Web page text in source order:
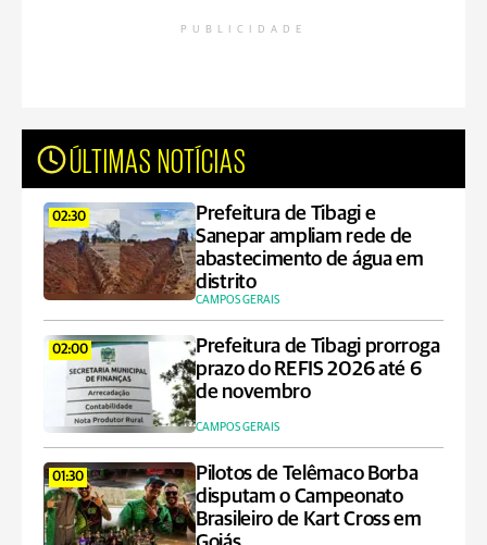
PUBLICIDADE
ÚLTIMAS NOTÍCIAS
02:30
Prefeitura de Tibagi e
Sanepar ampliam rede de
abastecimento de água em
distrito
CAMPOS GERAIS
02:00
Prefeitura de Tibagi prorroga
prazo do REFIS 2026 até 6
de novembro
CAMPOS GERAIS
01:30
Pilotos de Telêmaco Borba
disputam o Campeonato
Brasileiro de Kart Cross em